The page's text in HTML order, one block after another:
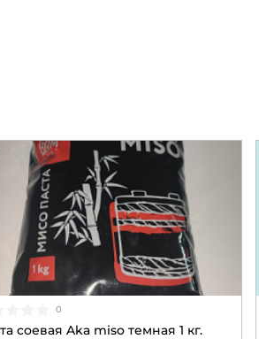
0
соевая Aka miso темная 1 кг.